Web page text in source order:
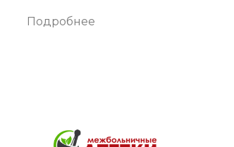
Подробнее